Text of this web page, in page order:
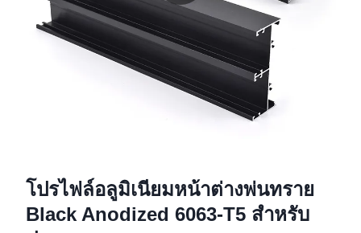
โปรไฟล์อลูมิเนียมหน้าต่างพ่นทราย
Black Anodized 6063-T5 สำหรับ